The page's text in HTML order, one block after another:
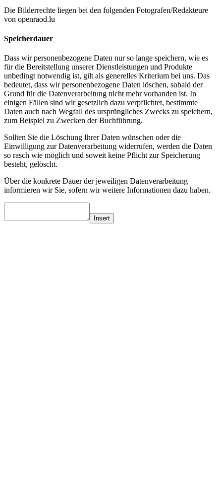
Die Bilderrechte liegen bei den folgenden Fotografen/Redakteure
von openraod.lu
Speicherdauer
Dass wir personenbezogene Daten nur so lange speichern, wie es
für die Bereitstellung unserer Dienstleistungen und Produkte
unbedingt notwendig ist, gilt als generelles Kriterium bei uns. Das
bedeutet, dass wir personenbezogene Daten löschen, sobald der
Grund für die Datenverarbeitung nicht mehr vorhanden ist. In
einigen Fällen sind wir gesetzlich dazu verpflichtet, bestimmte
Daten auch nach Wegfall des ursprüngliches Zwecks zu speichern,
zum Beispiel zu Zwecken der Buchführung.
Sollten Sie die Löschung Ihrer Daten wünschen oder die
Einwilligung zur Datenverarbeitung widerrufen, werden die Daten
so rasch wie möglich und soweit keine Pflicht zur Speicherung
besteht, gelöscht.
Über die konkrete Dauer der jeweiligen Datenverarbeitung
informieren wir Sie, sofern wir weitere Informationen dazu haben.
Insert